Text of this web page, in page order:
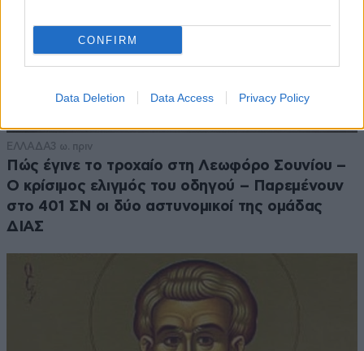
CONFIRM
Data Deletion Data Access Privacy Policy
ΕΛΛΑΔΑ3 ω. πριν
Πώς έγινε το τροχαίο στη Λεωφόρο Σουνίου –
Ο κρίσιμος ελιγμός του οδηγού – Παρεμένουν
στο 401 ΣΝ οι δύο αστυνομικοί της ομάδας
ΔΙΑΣ